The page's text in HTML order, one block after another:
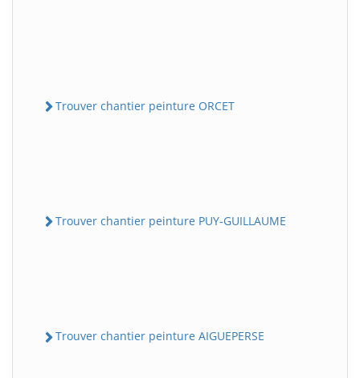
Trouver chantier peinture ORCET
Trouver chantier peinture PUY-GUILLAUME
Trouver chantier peinture AIGUEPERSE